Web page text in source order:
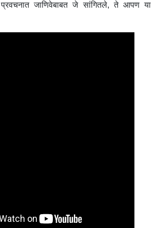
प्रवचनात जाणिवेबाबत जे सांगितले, ते आपण या